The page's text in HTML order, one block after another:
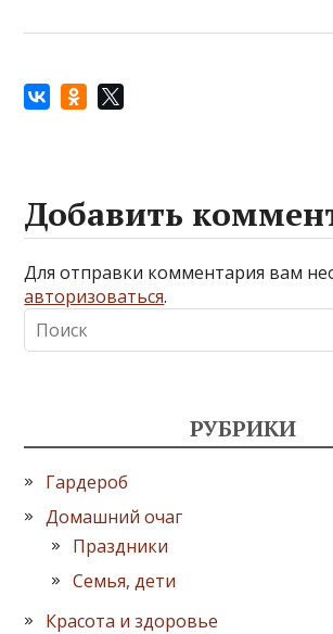
Добавить
Для отправки комментария вам
авторизоваться.
РУБРИКИ
Гардероб
Домашний очаг
Праздники
Семья, дети
Красота и здоровье